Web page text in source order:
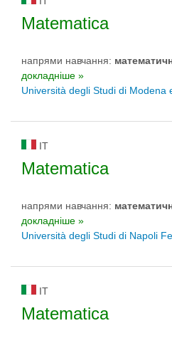
Matematica
напрями навчання:
докладніше »
Università degli Studi di Modena
IT
Matematica
напрями навчання:
докладніше »
Università degli Studi di Napoli
IT
Matematica